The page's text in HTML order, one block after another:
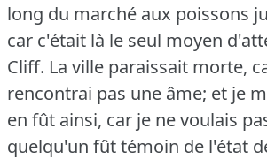
long du marché aux poissons
car c'était là le seul moyen
Cliff. La ville paraissait morte,
rencontrai pas une âme; et je
en fût ainsi, car je ne voulais
quelqu'un fût témoin de l'état